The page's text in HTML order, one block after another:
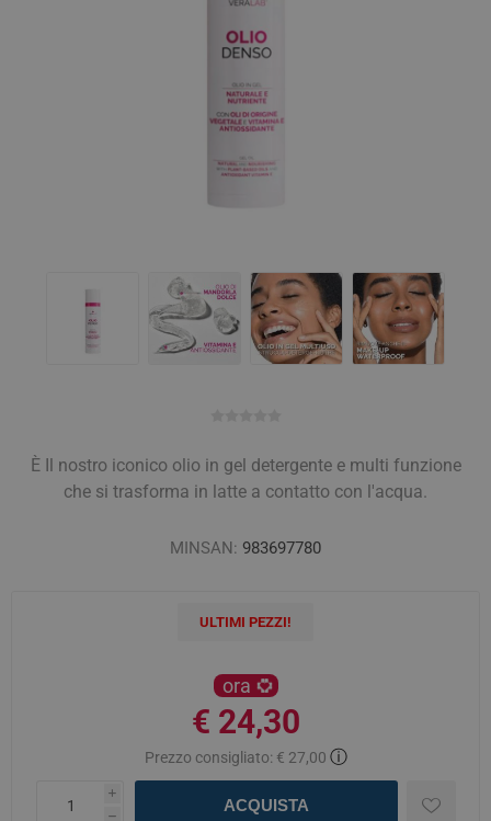
È Il nostro iconico olio in gel detergente e multi funzione
che si trasforma in latte a contatto con l'acqua.
MINSAN: 983697780
ULTIMI PEZZI!
ora
€ 24,30
Prezzo consigliato: € 27,00 ⓘ
i
h
ACQUISTA